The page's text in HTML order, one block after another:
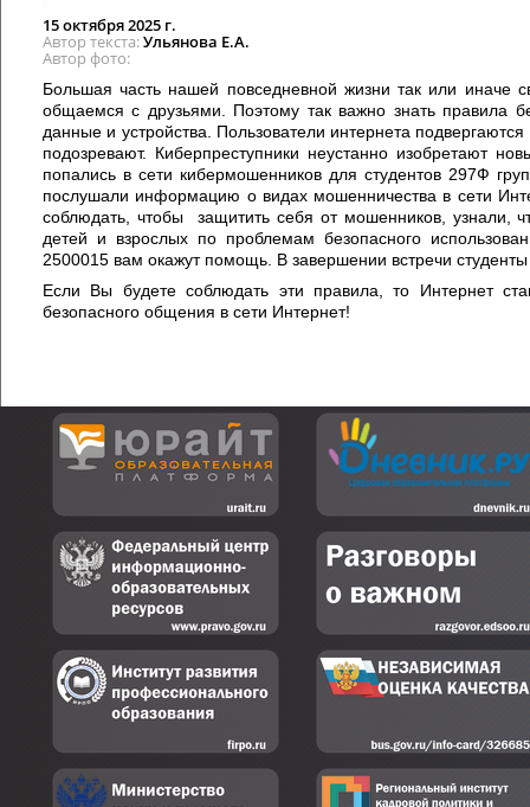
15 октября 2025 г.
Автор текста Ульянова Е.А.
Автор фото
Большая часть нашей повседневной жизни так или иначе
общаемся с друзьями. Поэтому так важно знать правила
данные и устройства. Пользователи интернета
подозревают. Киберпреступники неустанно изобретают
попались в сети кибермошенников для студентов 297Ф
послушали информацию о видах мошенничества в сети
соблюдать, чтобы защитить себя от мошенников, узнали,
детей и взрослых по проблемам безопасного
2500015 вам окажут помощь. В завершении встречи
Если Вы будете соблюдать эти правила, то Интернет
безопасного общения в сети Интернет!